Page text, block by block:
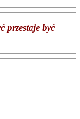
przestaje być